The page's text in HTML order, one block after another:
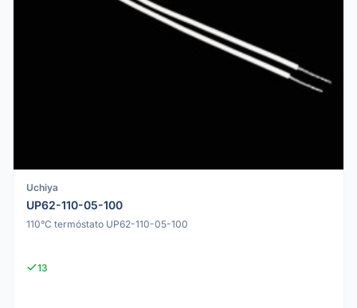
Uchiya
UP62-110-05-100
110°C termóstato UP62-110-05-100
13